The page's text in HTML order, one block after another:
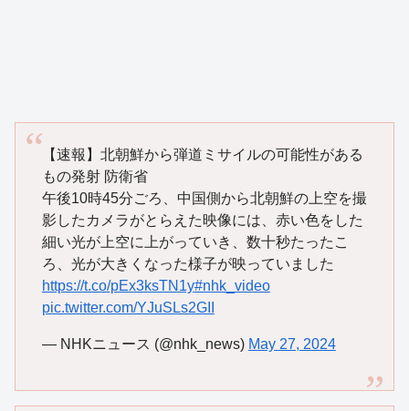
【速報】北朝鮮から弾道ミサイルの可能性がある
もの発射 防衛省
午後10時45分ごろ、中国側から北朝鮮の上空を撮
影したカメラがとらえた映像には、赤い色をした
細い光が上空に上がっていき、数十秒たったこ
ろ、光が大きくなった様子が映っていました
https://t.co/pEx3ksTN1y#nhk_video
pic.twitter.com/YJuSLs2GII
— NHKニュース (@nhk_news) May 27, 2024